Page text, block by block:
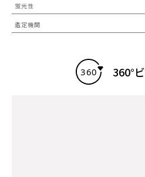
蛍光性
鑑定機関
360°